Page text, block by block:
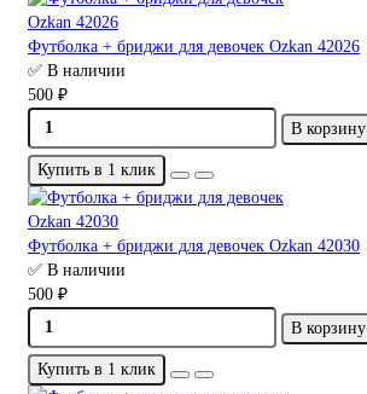
Футболка + бриджи для девочек Ozkan 42026
✅ В наличии
500 ₽
В корзину
Купить в 1 клик
Футболка + бриджи для девочек Ozkan 42030
✅ В наличии
500 ₽
В корзину
Купить в 1 клик